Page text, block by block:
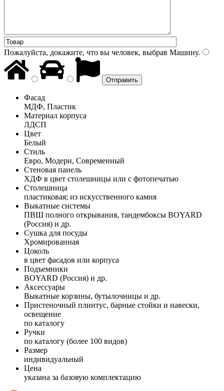
Пожалуйста, докажите, что вы человек, выбрав Машину.
Фасад
МДФ, Пластик
Материал корпуса
ЛДСП
Цвет
Белый
Стиль
Евро, Модерн, Современный
Стеновая панель
ХДФ в цвет столешницы или с фотопечатью
Столешница
пластиковая; из искусственного камня
Выкатные системы
ПВШ полного открывания, тандембоксы BOYARD
(Россия) и др.
Сушка для посуды
Хромированная
Цоколь
в цвет фасадов или корпуса
Подъемники
BOYARD (Россия) и др.
Аксессуары
Выкатные корзины, бутылочницы и др.
Пристеночный плинтус, барные стойки и навески,
освещение
по каталогу
Ручки
по каталогу (более 100 видов)
Размер
индивидуальный
Цена
указана за базовую комплектацию